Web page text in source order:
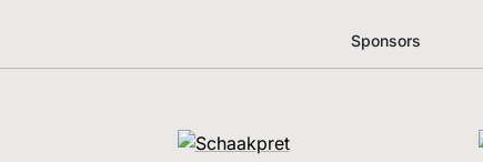
Sponsors